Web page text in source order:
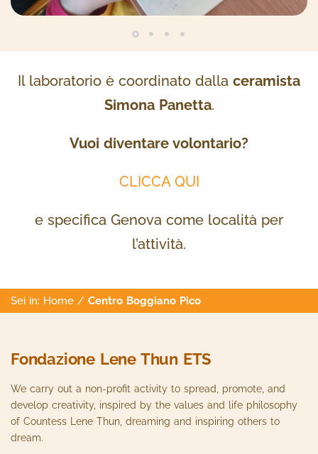
Il laboratorio è coordinato dalla ceramista
Simona Panetta.
Vuoi diventare volontario?
CLICCA QUI
e specifica Genova come località per
l’attività.
Sei in: Home / Centro Boggiano Pico
Fondazione Lene Thun ETS
We carry out a non-profit activity to spread, promote, and
develop creativity, inspired by the values ​​and life philosophy
of Countess Lene Thun, dreaming and inspiring others to
dream.